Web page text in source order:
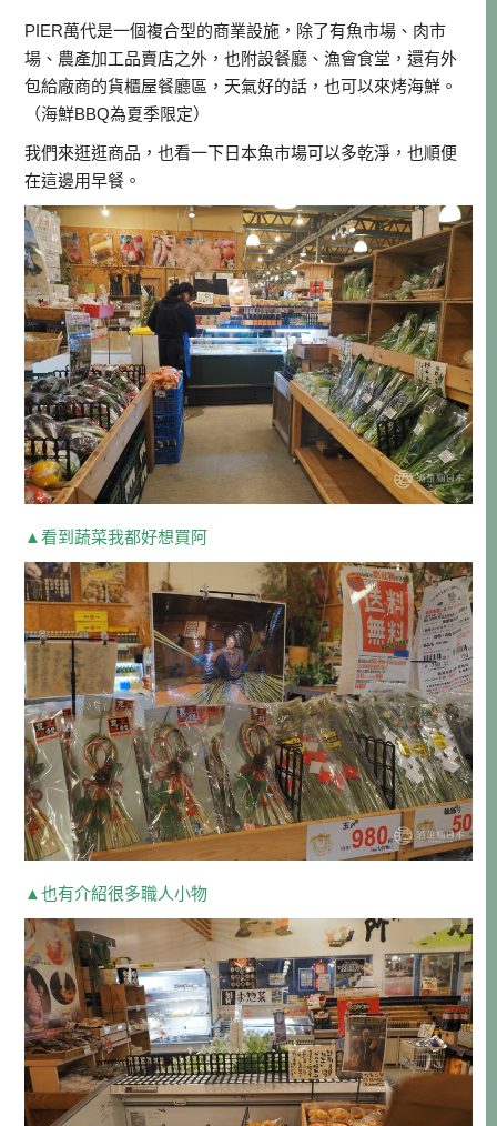
PIER萬代是一個複合型的商業設施，除了有魚市場、肉市
場、農產加工品賣店之外，也附設餐廳、漁會食堂，還有外
包給廠商的貨櫃屋餐廳區，天氣好的話，也可以來烤海鮮。
（海鮮BBQ為夏季限定）
我們來逛逛商品，也看一下日本魚市場可以多乾淨，也順便
在這邊用早餐。
▲看到蔬菜我都好想買阿
▲也有介紹很多職人小物